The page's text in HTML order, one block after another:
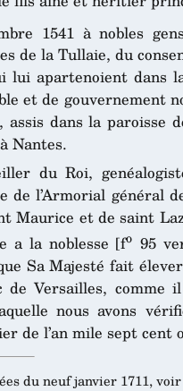
1541 à nobles
de la Tullaie, du
lui apartenoient dans
et de gouvernement
dans la paroisse
Nantes.
du Roi,
de l’Armorial général
Maurice et de saint
a la noblesse [fo 95
Sa Majesté fait
Versailles, comme
nous avons
de l’an mile sept cent
du neuf janvier 1711,